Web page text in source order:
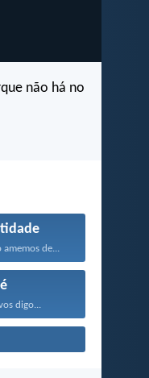
não há no
de...
digo...